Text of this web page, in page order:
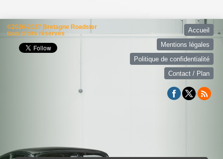
©2026-2027 Bretagne Roadster
tous droits réservés
Accueil
Mentions légales
Politique de confidentialité
Contact / Plan